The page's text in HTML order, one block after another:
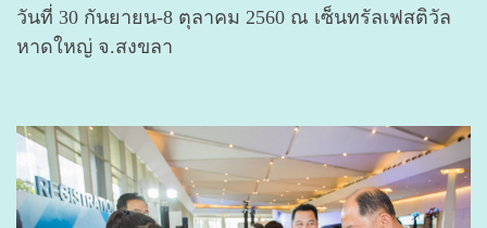
วันที่ 30 กันยายน-8 ตุลาคม 2560 ณ เซ็นทรัลเฟสติวัล
หาดใหญ่ จ.สงขลา